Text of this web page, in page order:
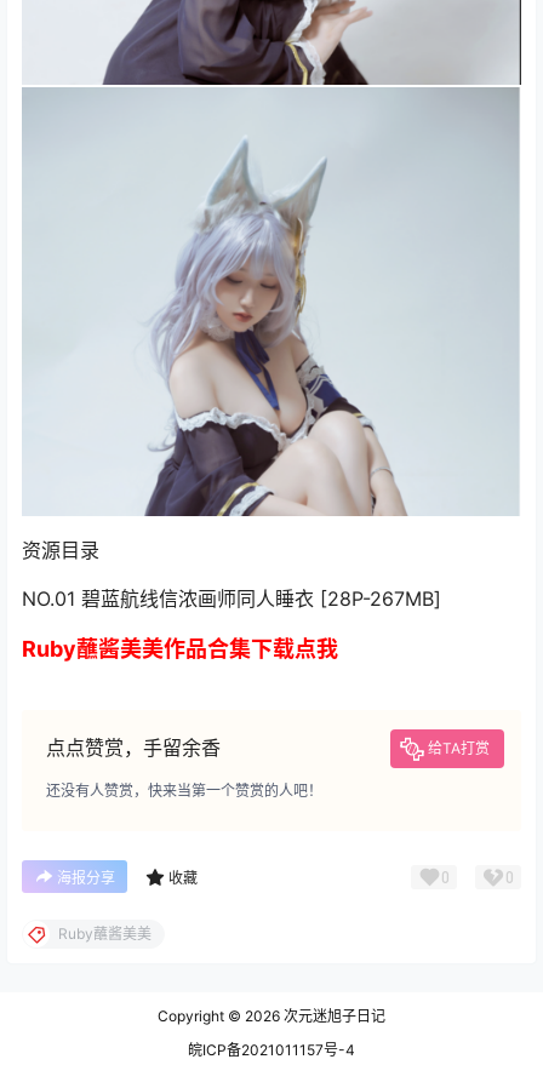
资源目录
NO.01 碧蓝航线信浓画师同人睡衣 [28P-267MB]
Ruby蘸酱美美作品合集下载点我
点点赞赏，手留余香 给TA打赏
还没有人赞赏，快来当第一个赞赏的人吧！
海报分享 收藏 0 0
Ruby蘸酱美美
Copyright © 2026 次元迷旭子日记
皖ICP备2021011157号-4